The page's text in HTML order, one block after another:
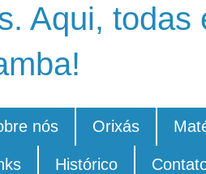
Aqui,
nós Orixás
Histórico